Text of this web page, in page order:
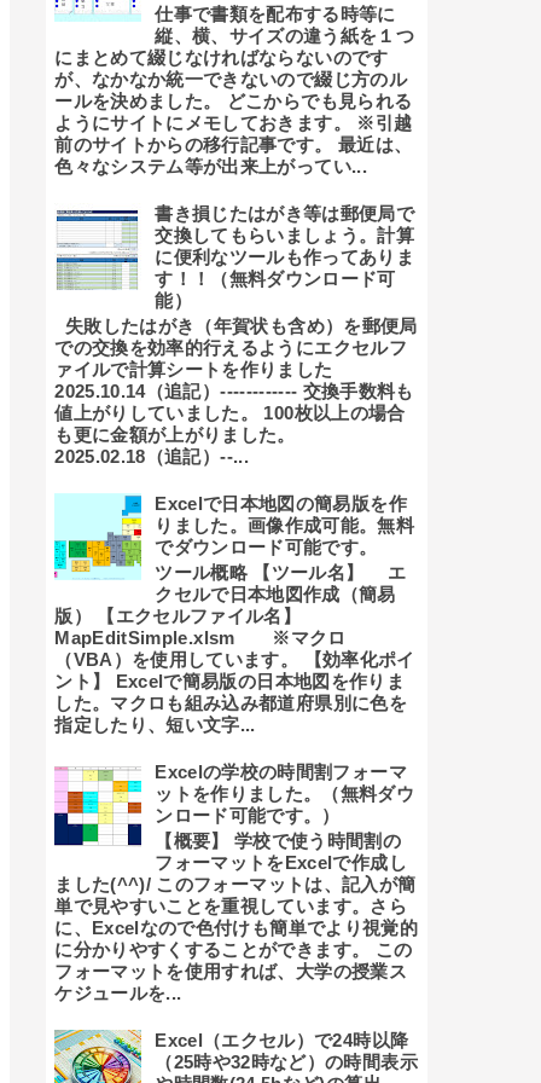
仕事で書類を配布する時等に
縦、横、サイズの違う紙を１つ
にまとめて綴じなければならないのです
が、なかなか統一できないので綴じ方のル
ールを決めました。 どこからでも見られる
ようにサイトにメモしておきます。 ※引越
前のサイトからの移行記事です。 最近は、
色々なシステム等が出来上がってい...
書き損じたはがき等は郵便局で
交換してもらいましょう。計算
に便利なツールも作ってありま
す！！（無料ダウンロード可
能）
失敗したはがき（年賀状も含め）を郵便局
での交換を効率的行えるようにエクセルフ
ァイルで計算シートを作りました
2025.10.14（追記）------------ 交換手数料も
値上がりしていました。 100枚以上の場合
も更に金額が上がりました。
2025.02.18（追記）--...
Excelで日本地図の簡易版を作
りました。画像作成可能。無料
でダウンロード可能です。
ツール概略 【ツール名】 エ
クセルで日本地図作成（簡易
版） 【エクセルファイル名】
MapEditSimple.xlsm ※マクロ
（VBA）を使用しています。 【効率化ポイ
ント】 Excelで簡易版の日本地図を作りま
した。マクロも組み込み都道府県別に色を
指定したり、短い文字...
Excelの学校の時間割フォーマ
ットを作りました。（無料ダウ
ンロード可能です。）
【概要】 学校で使う時間割の
フォーマットをExcelで作成し
ました(^^)/ このフォーマットは、記入が簡
単で見やすいことを重視しています。さら
に、Excelなので色付けも簡単でより視覚的
に分かりやすくすることができます。 この
フォーマットを使用すれば、大学の授業ス
ケジュールを...
Excel（エクセル）で24時以降
（25時や32時など）の時間表示